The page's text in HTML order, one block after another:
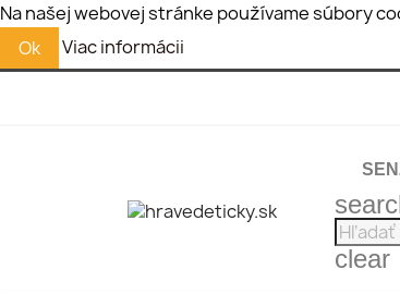
Na našej webovej stránke používame súbory
Ok
Viac informácii
clear